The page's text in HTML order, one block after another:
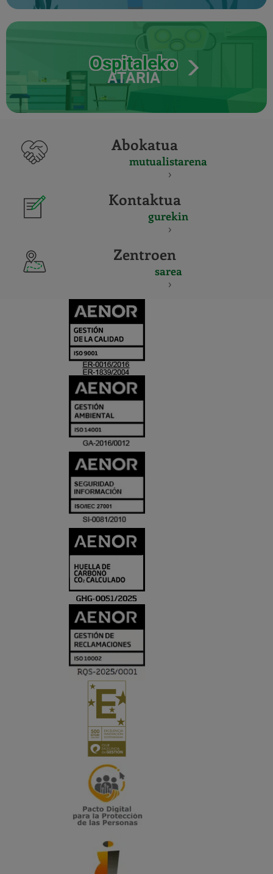
Ospitaleko
ATARIA
Abokatua
mutualistarena
Kontaktua
gurekin
Zentroen
sarea